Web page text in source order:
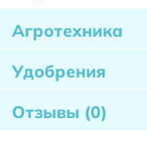
Агротехника
Удобрения
Отзывы (0)